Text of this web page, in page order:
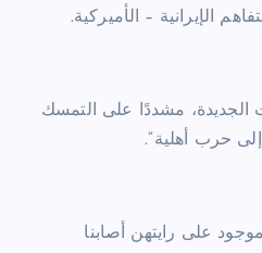
الإيرانية – الأميركية.
الجديدة، مشددًا على التمسك
حرب أهلية”.
على رايتهن أصابنا